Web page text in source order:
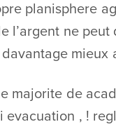
planisphere
l’argent ne
mieux
majorite de
evacuation , !